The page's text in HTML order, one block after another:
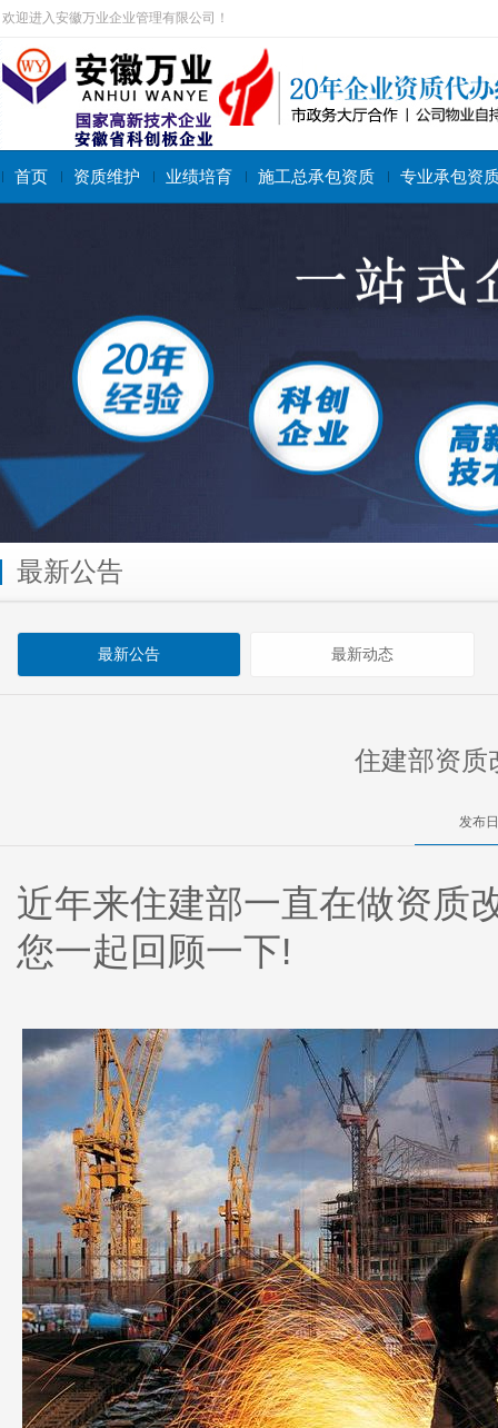
欢迎进入安徽万业企业管理有限公司！
首页 资质维护 业绩培育 施工总承包资质 专业承包资
搜索关键字： 施工总承包资质 专业承包资质 施工劳务资质
最新公告
最新公告 最新动态
住建部资质
发布
近年来住建部一直在做资质
您一起回顾一下!